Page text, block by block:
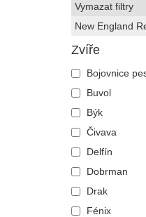
Vymazat filtry
New England
Zvíře
Bojovnice
Buvol
Býk
Čivava
Delfín
Dobrman
Drak
Fénix